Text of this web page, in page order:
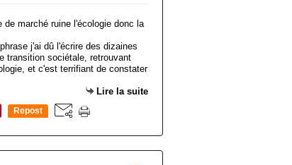
j'ai dû l'écrire des dizaines
transition sociétale, retrouvant
et c'est terrifiant de constater
Lire la suite
Repost